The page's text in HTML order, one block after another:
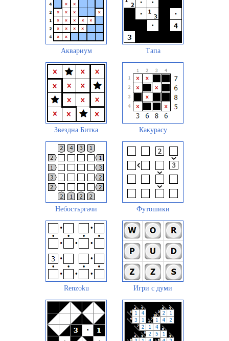
Аквариум Тапа
Звездна Битка Какурасу
Небостъргачи Футошики
Renzoku Игри с думи